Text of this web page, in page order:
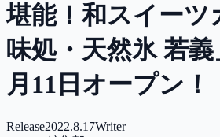
堪能！和スイーツ
味処・天然氷 若義
月11日オープン！
Release2022.8.17Writer